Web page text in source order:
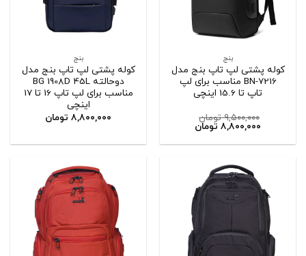
بنج
کوله پشتی لپ تاپ بنج مدل
BN-7216 مناسب برای لپ
تاپ تا 15.6 اینچی
۹,۵۰۰,۰۰۰ تومان
۸,۸۰۰,۰۰۰ تومان
بنج
کوله پشتی لپ تاپ بنج مدل
دوحالته BG 1908D 45L
مناسب برای لپ تاپ 16 تا 17
اینچی
۸,۸۰۰,۰۰۰ تومان